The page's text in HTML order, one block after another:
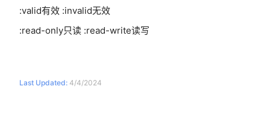
:valid有效 :invalid无效
:read-only只读 :read-write读写
Last Updated: 4/4/2024